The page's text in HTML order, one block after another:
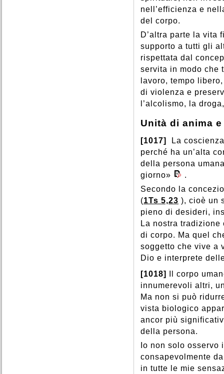
nell’efficienza e
del corpo.
D’altra parte la vita
supporto a tutti gli
rispettata dal
servita in modo che
lavoro, tempo
di violenza e
l’alcolismo, la
Unità di anima
[1017]
La
perché ha un’alta
della persona
giorno»
.
Secondo la
(1Ts 5,23 ), cioè un
pieno di desideri,
La nostra
di corpo. Ma quel
soggetto che vive a
Dio e interprete
[1018]
Il corpo
innumerevoli altri,
Ma non si può
vista biologico
ancor più
della persona.
Io non solo osservo
consapevolmente
in tutte le mie